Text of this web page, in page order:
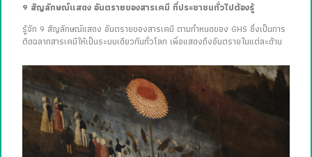
9 สัญลักษณ์แสดง อันตรายของสารเคมี ที่ประชาชนทั่วไปต้องรู้
รู้จัก 9 สัญลักษณ์แสดง อันตรายของสารเคมี ตามกำหนดของ GHS ซึ่งเป็นการ
ติดฉลากสารเคมีให้เป็นระบบเดียวกันทั่วโลก เพื่อแสดงถึงอันตรายในแต่ละด้าน